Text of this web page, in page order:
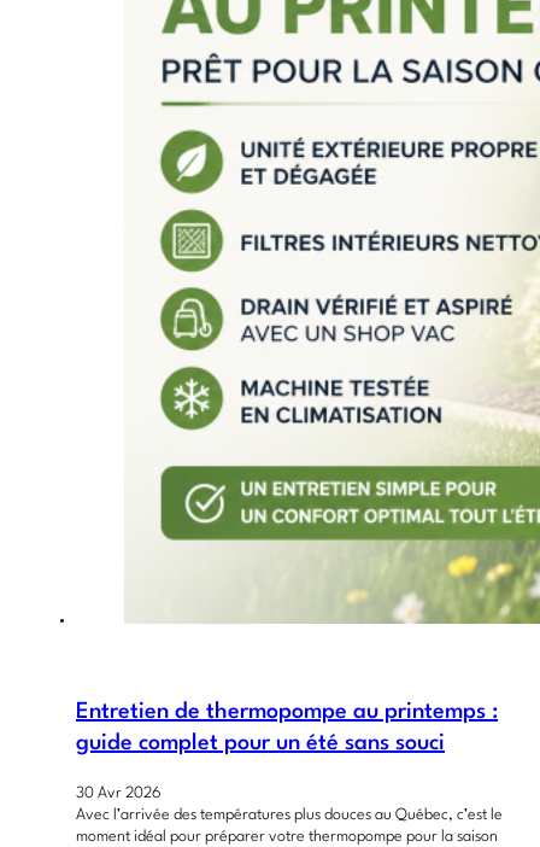
Entretien de thermopompe au printemps :
guide complet pour un été sans souci
30 Avr 2026
Avec l’arrivée des températures plus douces au Québec, c’est le
moment idéal pour préparer votre thermopompe pour la saison